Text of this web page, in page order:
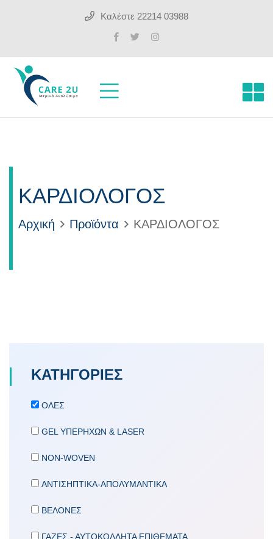
Καλέστε 22214 03988
ΚΑΡΔΙΟΛΟΓΟΣ
Αρχική Προϊόντα ΚΑΡΔΙΟΛΟΓΟΣ
ΚΑΤΗΓΟΡΙΕΣ
ΟΛΕΣ
GEL ΥΠΕΡΗΧΩΝ & LASER
NON-WOVEN
ΑΝΤΙΣΗΠΤΙΚΑ-ΑΠΟΛΥΜΑΝΤΙΚΑ
ΒΕΛΟΝΕΣ
ΓΑΖΕΣ - ΑΥΤΟΚΟΛΛΗΤΑ ΕΠΙΘΕΜΑΤΑ